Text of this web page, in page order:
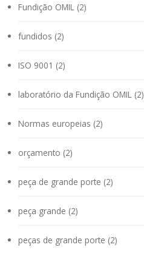
Fundição OMIL (2)
fundidos (2)
ISO 9001 (2)
laboratório da Fundição OMIL (2)
Normas europeias (2)
orçamento (2)
peça de grande porte (2)
peça grande (2)
peças de grande porte (2)